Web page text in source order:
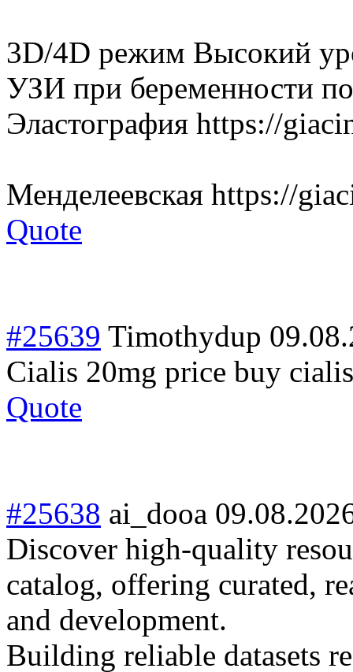
3D/4D режим Высокий
УЗИ при беременности
Эластография https://
Менделеевская https://
Quote
#25639 Timothydup
Cialis 20mg price buy
Quote
#25638 ai_dooa
Discover high-quality
catalog, offering curated,
and development.
Building reliable datasets